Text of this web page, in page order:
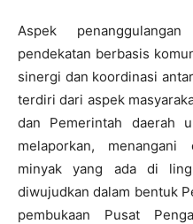
Aspek
pendekatan berbasis
sinergi dan koordinasi
terdiri dari aspek
dan Pemerintah daerah
melaporkan, menangani
minyak yang ada di
diwujudkan dalam bentuk
pembukaan Pusat